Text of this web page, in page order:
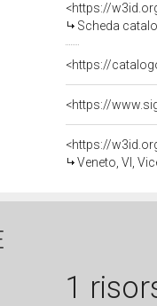
<https://
Scheda
<https://
<https://
Veneto, VI,
1